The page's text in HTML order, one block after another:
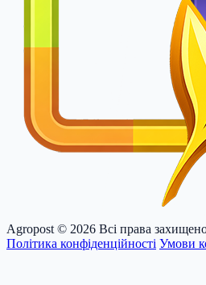
Agropost © 2026 Всі права
Політика конфіденційності Умови